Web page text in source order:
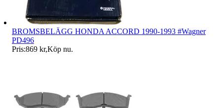
BROMSBELÄGG HONDA ACCORD 1990-1993 #Wagner
PD496
Pris:869 kr,Köp nu.